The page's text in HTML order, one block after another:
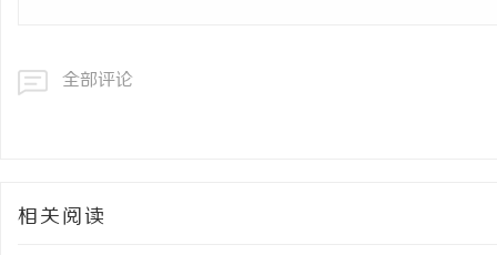
全部评论
相关阅读